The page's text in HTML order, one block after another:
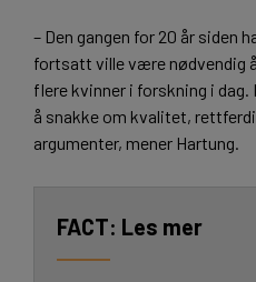
– Den gangen for 20 år siden
fortsatt ville være nødvendig
flere kvinner i forskning i dag.
å snakke om kvalitet,
argumenter, mener Hartung.
Les mer